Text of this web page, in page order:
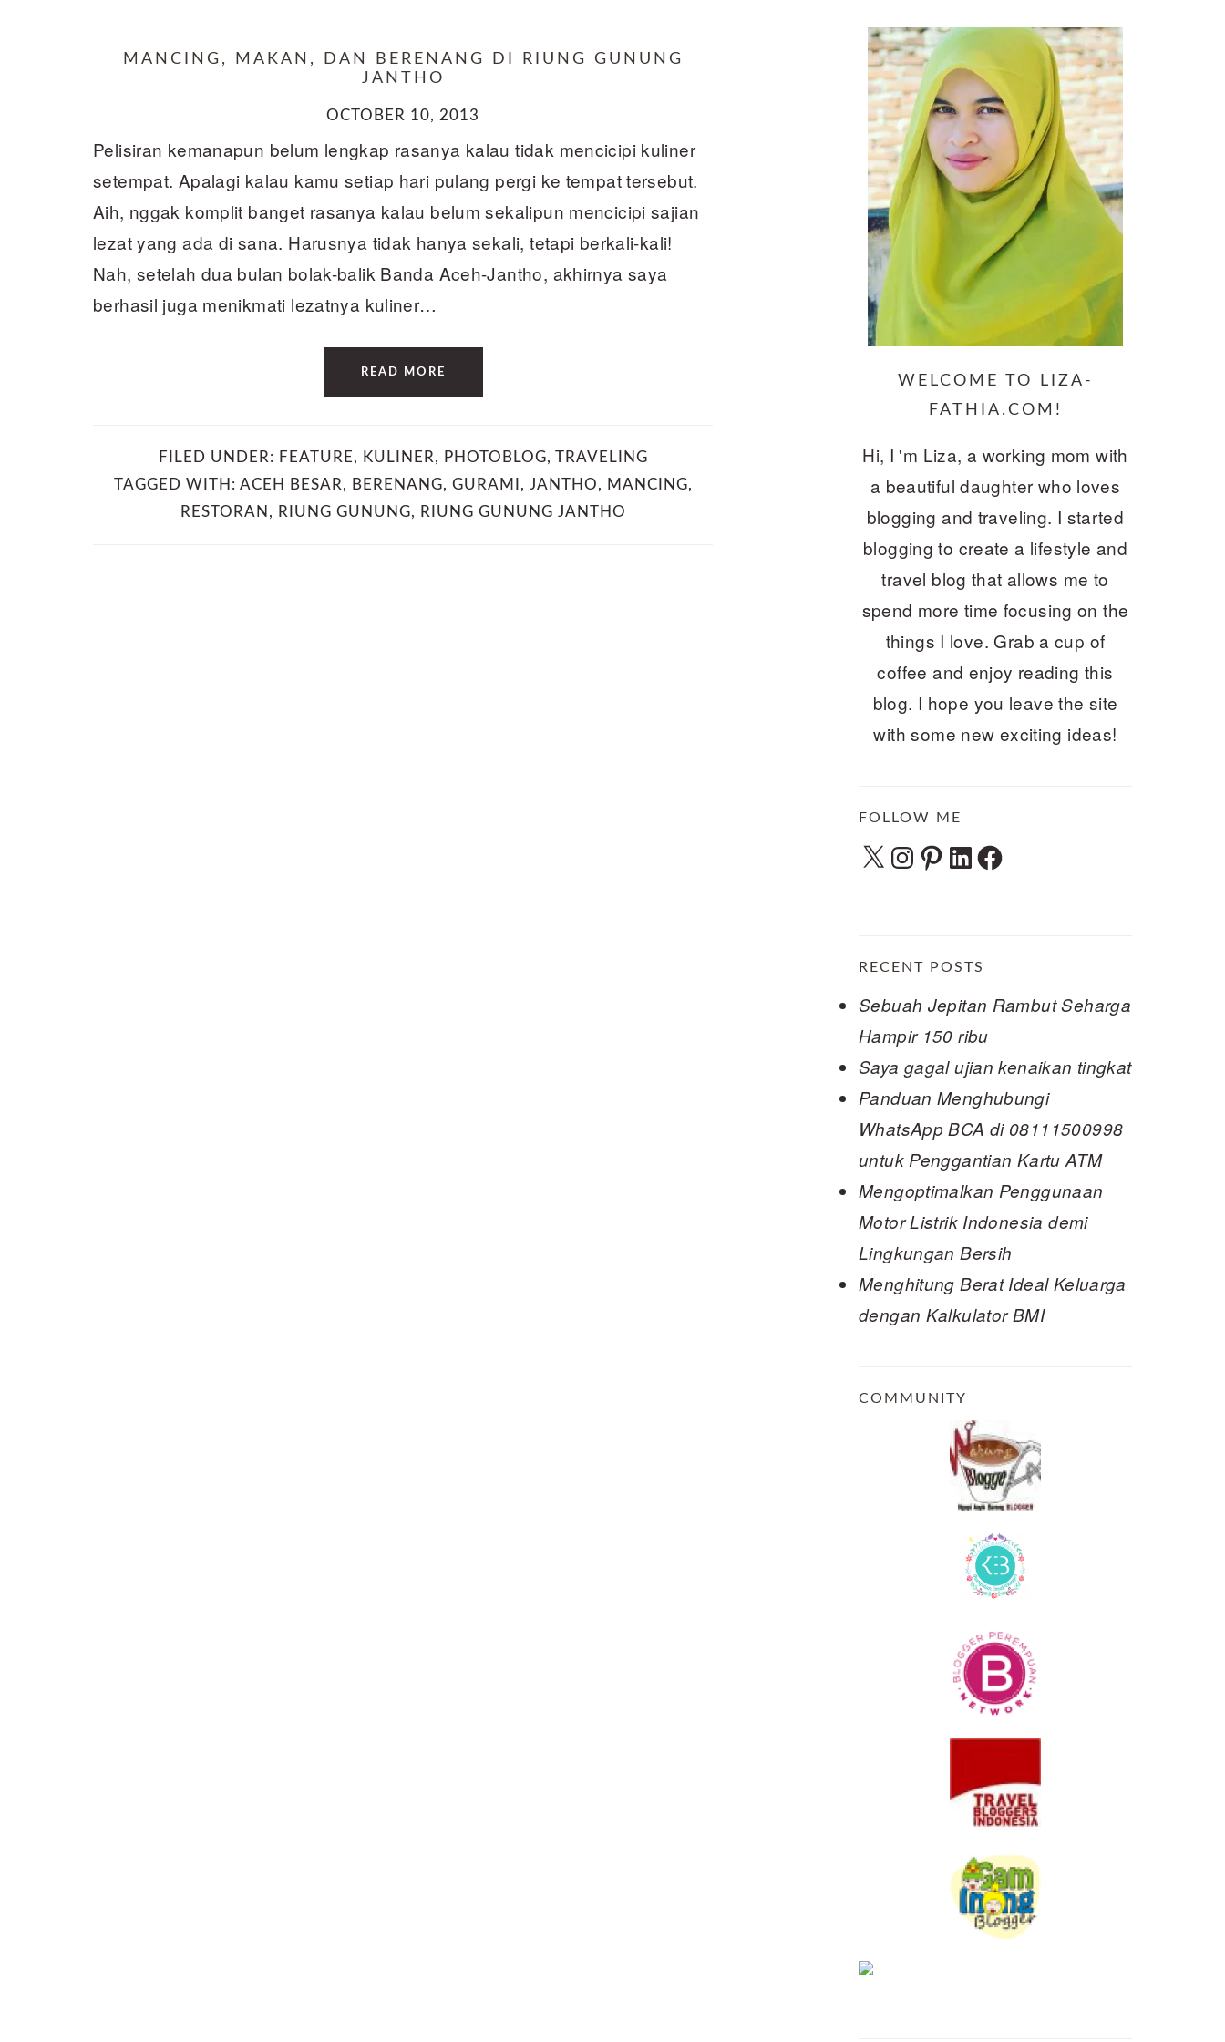
MANCING, MAKAN, DAN BERENANG DI RIUNG GUNUNG
JANTHO
OCTOBER 10, 2013
Pelisiran kemanapun belum lengkap rasanya kalau tidak mencicipi kuliner
setempat. Apalagi kalau kamu setiap hari pulang pergi ke tempat tersebut.
Aih, nggak komplit banget rasanya kalau belum sekalipun mencicipi sajian
lezat yang ada di sana. Harusnya tidak hanya sekali, tetapi berkali-kali!
Nah, setelah dua bulan bolak-balik Banda Aceh-Jantho, akhirnya saya
berhasil juga menikmati lezatnya kuliner…
READ MORE
FILED UNDER: FEATURE, KULINER, PHOTOBLOG, TRAVELING
TAGGED WITH: ACEH BESAR, BERENANG, GURAMI , JANTHO, MANCING,
RESTORAN , RIUNG GUNUNG, RIUNG GUNUNG JANTHO
WELCOME TO LIZA-
FATHIA.COM!
Hi, I 'm Liza, a working mom with
a beautiful daughter who loves
blogging and traveling. I started
blogging to create a lifestyle and
travel blog that allows me to
spend more time focusing on the
things I love. Grab a cup of
coffee and enjoy reading this
blog. I hope you leave the site
with some new exciting ideas!
FOLLOW ME
X Instagram
Pinterest
LinkedInFacebook
RECENT POSTS
Sebuah Jepitan Rambut Seharga
Hampir 150 ribu
Saya gagal ujian kenaikan tingkat
Panduan Menghubungi
WhatsApp BCA di 08111500998
untuk Penggantian Kartu ATM
Mengoptimalkan Penggunaan
Motor Listrik Indonesia demi
Lingkungan Bersih
Menghitung Berat Ideal Keluarga
dengan Kalkulator BMI
COMMUNITY